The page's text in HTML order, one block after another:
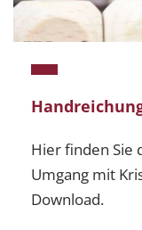
Hier finden Sie
Umgang mit
Download.